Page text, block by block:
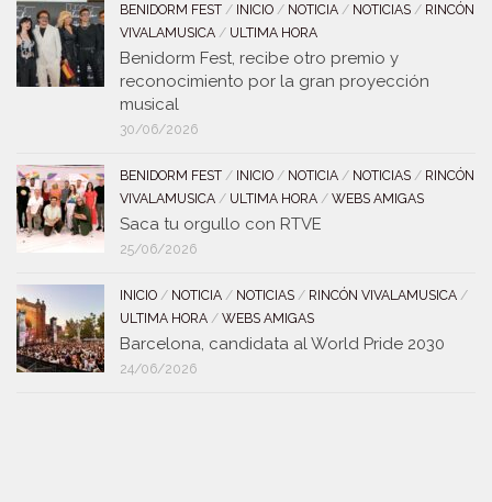
BENIDORM FEST / INICIO / NOTICIA / NOTICIAS / RINCÓN
VIVALAMUSICA / ULTIMA HORA
Benidorm Fest, recibe otro premio y
reconocimiento por la gran proyección
musical
30/06/2026
BENIDORM FEST / INICIO / NOTICIA / NOTICIAS / RINCÓN
VIVALAMUSICA / ULTIMA HORA / WEBS AMIGAS
Saca tu orgullo con RTVE
25/06/2026
INICIO / NOTICIA / NOTICIAS / RINCÓN VIVALAMUSICA /
ULTIMA HORA / WEBS AMIGAS
Barcelona, candidata al World Pride 2030
24/06/2026